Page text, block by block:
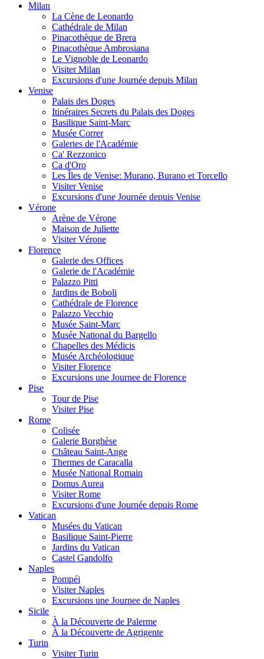
Milan
La Cène de Leonardo
Cathédrale de Milan
Pinacothèque de Brera
Pinacothèque Ambrosiana
Le Vignoble de Leonardo
Visiter Milan
Excursions d'une Journée depuis Milan
Venise
Palais des Doges
Itinéraires Secrets du Palais des Doges
Basilique Saint-Marc
Musée Correr
Galeries de l'Académie
Ca' Rezzonico
Ca d'Oro
Les Îles de Venise: Murano, Burano et Torcello
Visiter Venise
Excursions d'une Journée depuis Venise
Vérone
Arène de Vérone
Maison de Juliette
Visiter Vérone
Florence
Galerie des Offices
Galerie de l'Académie
Palazzo Pitti
Jardins de Boboli
Cathédrale de Florence
Palazzo Vecchio
Musée Saint-Marc
Musée National du Bargello
Chapelles des Médicis
Musée Archéologique
Visiter Florence
Excursions une Journee de Florence
Pise
Tour de Pise
Visiter Pise
Rome
Colisée
Galerie Borghèse
Château Saint-Ange
Thermes de Caracalla
Musée National Romain
Domus Aurea
Visiter Rome
Excursions d'une Journée depuis Rome
Vatican
Musées du Vatican
Basilique Saint-Pierre
Jardins du Vatican
Castel Gandolfo
Naples
Pompéi
Visiter Naples
Excursions une Journee de Naples
Sicile
À la Découverte de Palerme
À la Découverte de Agrigente
Turin
Visiter Turin